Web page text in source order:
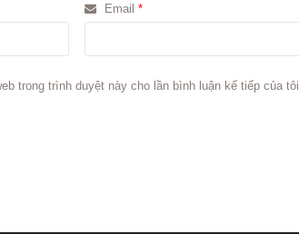
Email *
trong trình duyệt này cho lần bình luận kế tiếp của tôi.